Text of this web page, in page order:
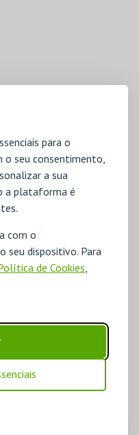
para o
seu consentimento,
a sua
a plataforma é
com o
seu dispositivo. Para
de Cookies